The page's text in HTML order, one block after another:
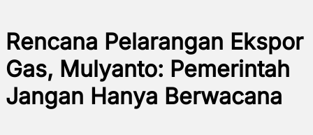
Rencana Pelarangan Ekspor
Gas, Mulyanto: Pemerintah
Jangan Hanya Berwacana